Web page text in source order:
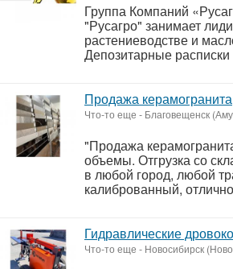
Группа Компаний
"Русагро" занимает
растениеводстве и
Депозитарные расписки
Продажа керамогранита
Что-то еще - Благовещенск
"Продажа
объемы. Отгрузка со
в любой город, любой
калиброванный,
Гидравлические
Что-то еще - Новосибирск